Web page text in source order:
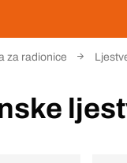
za radionice